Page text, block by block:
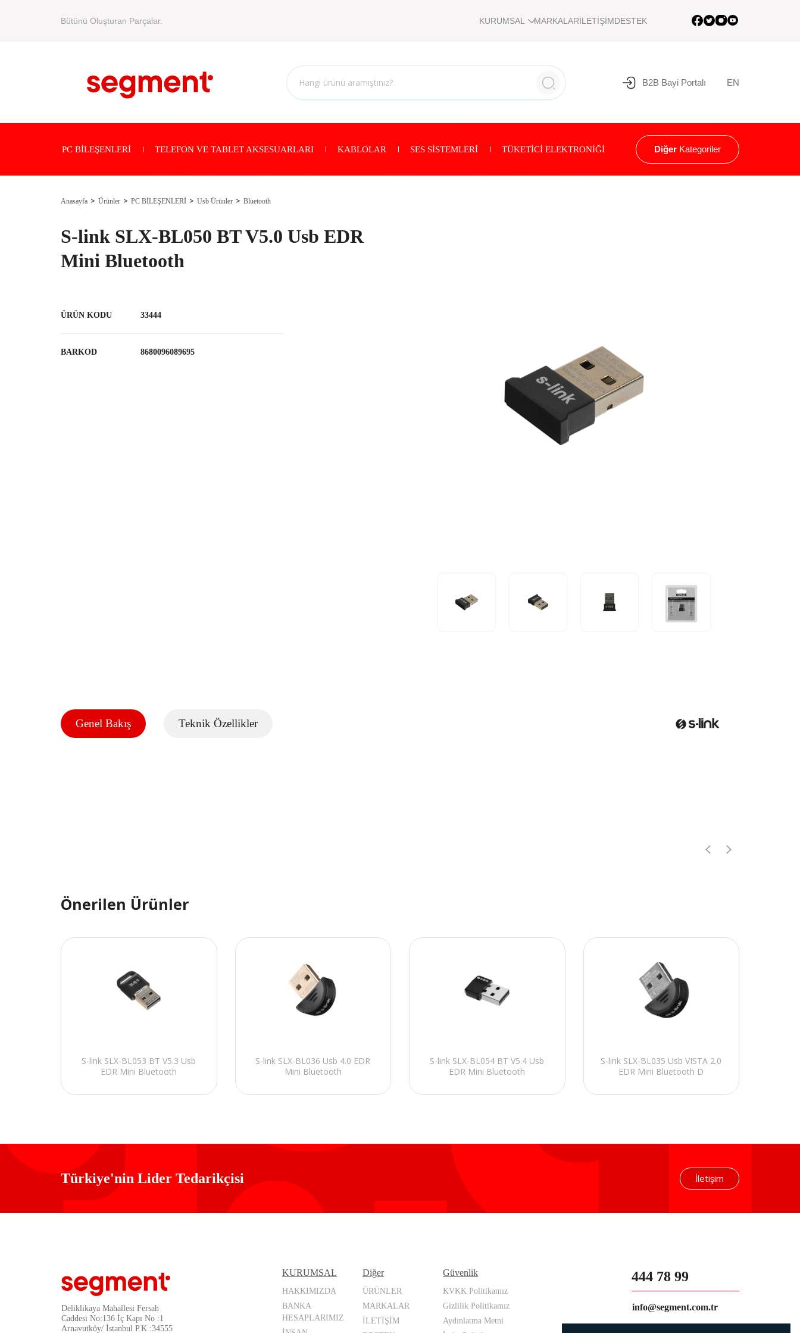
Bütünü Oluşturan Parçalar. KURUMSAL MARKALARİLETİŞİMDESTEK
B2B Bayi Portalı EN
PC BİLEŞENLERİ TELEFON VE TABLET AKSESUARLARI KABLOLAR SES SİSTEMLERİ TÜKETİCİ ELEKTRONİĞİ Diğer Kategoriler
Anasayfa Ürünler PC BİLEŞENLERİ Usb Ürünler Bluetooth
S-link SLX-BL050 BT V5.0 Usb EDR
Mini Bluetooth
ÜRÜN KODU 33444
BARKOD 8680096089695
Genel Bakış Teknik Özellikler
Önerilen Ürünler
S-link SLX-BL053 BT V5.3 Usb
EDR Mini Bluetooth
S-link SLX-BL036 Usb 4.0 EDR
Mini Bluetooth
S-link SLX-BL054 BT V5.4 Usb
EDR Mini Bluetooth
S-link SLX-BL035 Usb VISTA 2.0
EDR Mini Bluetooth D
Türkiye'nin Lider Tedarikçisi İletişim
Deliklikaya Mahallesi Fersah
Caddesi No:136 İç Kapı No :1
Arnavutköy/ İstanbul P.K :34555
KURUMSAL
HAKKIMIZDA
BANKA
HESAPLARIMIZ
Diğer
ÜRÜNLER
MARKALAR
İLETİŞİM
Güvenlik
KVKK Politikamız
Gizlilik Politikamız
Aydınlatma Metni
444 78 99
info@segment.com.tr